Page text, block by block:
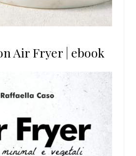
Air Fryer | ebook